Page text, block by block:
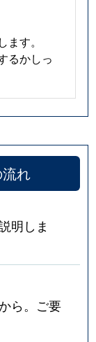
す。
るかしっ
れ
明しま
ら。ご要